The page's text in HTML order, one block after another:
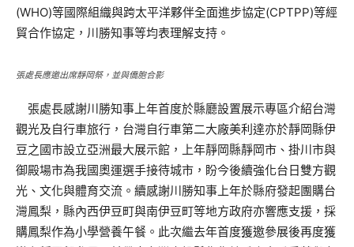
(WHO)等國際組織與跨太平洋夥伴全面進步協定(CPTPP)等經
貿合作協定，川勝知事等均表理解支持。
張處長應邀出席靜岡祭，並與僑胞合影
張處長感謝川勝知事上年首度於縣廳設置展示專區介紹台灣
觀光及自行車旅行，台灣自行車第二大廠美利達亦於靜岡縣伊
豆之國市設立亞洲最大展示館，上年靜岡縣靜岡市、掛川市與
御殿場市為我國奧運選手接待城市，盼今後續強化台日雙方觀
光、文化與體育交流。續感謝川勝知事上年於縣府發起團購台
灣鳳梨，縣內西伊豆町與南伊豆町等地方政府亦響應支援，採
購鳳梨作為小學營養午餐。此次繼去年首度獲邀參展後再度獲